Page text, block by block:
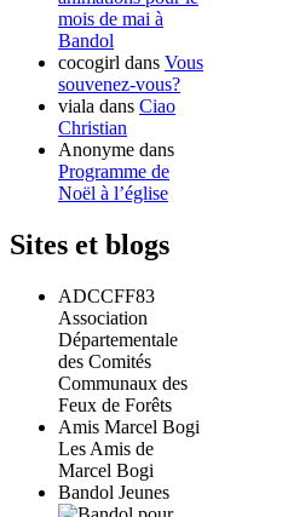
mois de mai à
Bandol
cocogirl dans Vous
souvenez-vous?
viala dans Ciao
Christian
Anonyme dans
Programme de
Noël à l’église
Sites et blogs
ADCCFF83
Association
Départementale
des Comités
Communaux des
Feux de Forêts
Amis Marcel Bogi
Les Amis de
Marcel Bogi
Bandol Jeunes